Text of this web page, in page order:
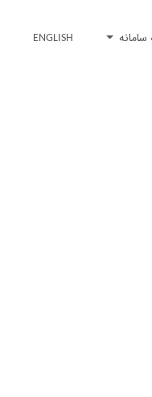
ENGLISH